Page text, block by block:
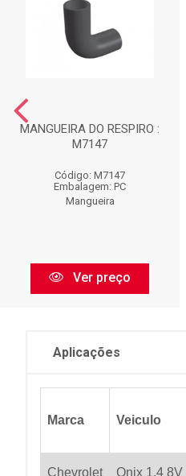
MANGUEIRA DO RESPIRO :
M7147
Código: M7147
Embalagem: PC
Mangueira
Ver preço
Aplicações
Marca Veiculo
Chevrolet Onix 1.4 8V